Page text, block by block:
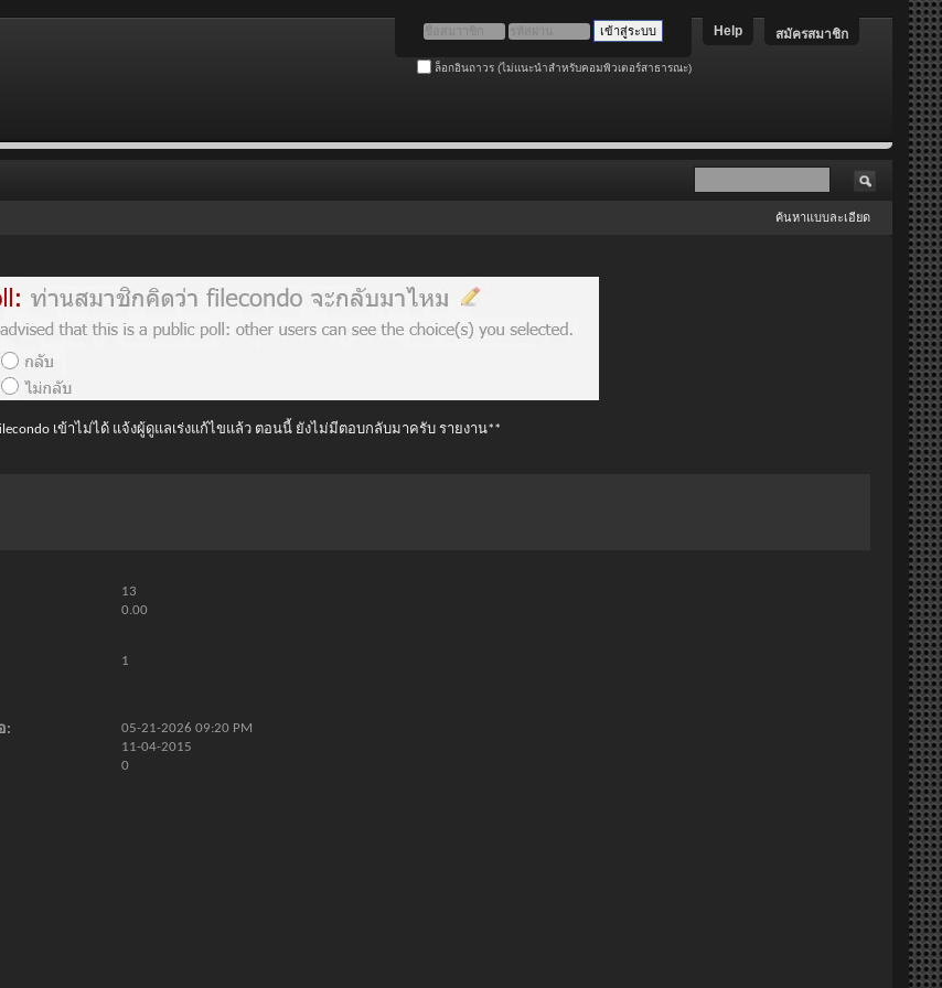
สมัครสมาชิก
Help
ล็อกอินถาวร (ไม่แนะนำสำหรับคอมพิวเตอร์สาธารณะ)
ค้นหาแบบละเอียด
เข้าไม่ได้ แจ้งผู้ดูแลเร่งแก้ไขแล้ว ตอนนี้ ยังไม่มีตอบกลับมาครับ รายงาน**
13
0.00
1
05-21-202609:20 PM
11-04-2015
0